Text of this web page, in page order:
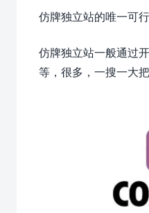
仿牌独立站的唯一可
仿牌独立站一般通过
等，很多，一搜一大